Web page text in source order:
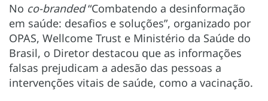
No co-branded“Combatendo a desinformação
em saúde: desafios e soluções”, organizado por
OPAS, Wellcome Trust e Ministério da Saúde do
Brasil, o Diretor destacou que as informações
falsas prejudicam a adesão das pessoas a
intervenções vitais de saúde, como a vacinação.